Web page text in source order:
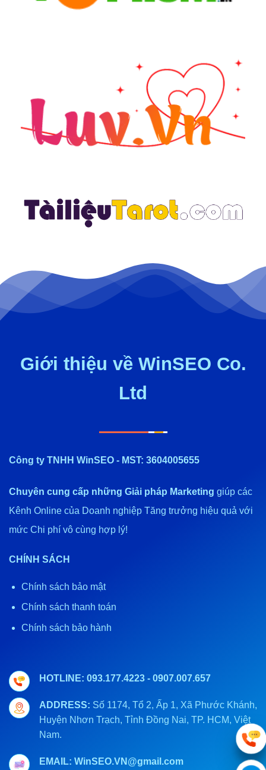
Giới thiệu về WinSEO Co.
Ltd
Công ty TNHH WinSEO - MST: 3604005655
Chuyên cung cấp những Giải pháp Marketing giúp các
Kênh Online của Doanh nghiệp Tăng trưởng hiệu quả với
mức Chi phí vô cùng hợp lý!
CHÍNH SÁCH
Chính sách bảo mật
Chính sách thanh toán
Chính sách bảo hành
HOTLINE: 093.177.4223 - 0907.007.657
ADDRESS: Số 1174, Tổ 2, Ấp 1, Xã Phước Khánh,
Huyện Nhơn Trạch, Tỉnh Đồng Nai, TP. HCM, Việt
Nam.
EMAIL: WinSEO.VN@gmail.com
.